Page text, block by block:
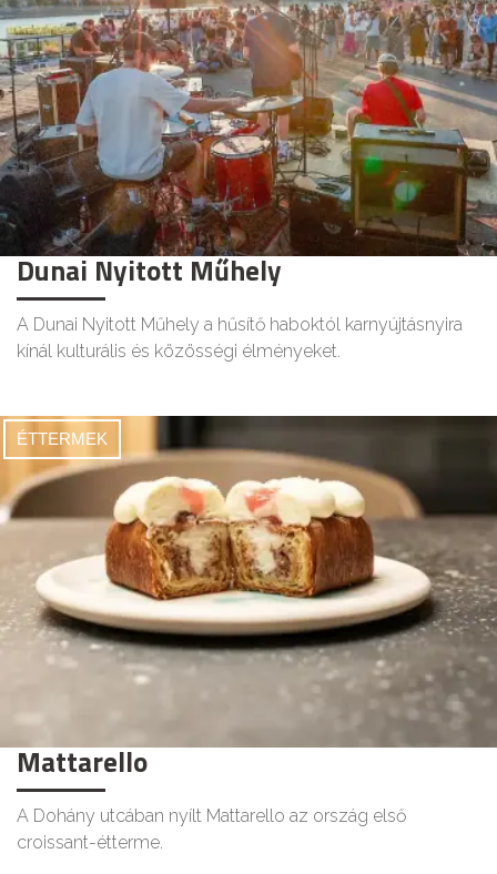
Dunai Nyitott Műhely
A Dunai Nyitott Műhely a hűsítő haboktól karnyújtásnyira
kínál kulturális és közösségi élményeket.
ÉTTERMEK
Mattarello
A Dohány utcában nyílt Mattarello az ország első
croissant-étterme.